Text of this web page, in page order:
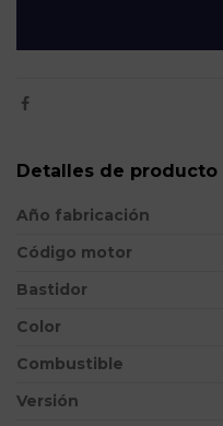
Detalles de producto
Año fabricación
Código motor
Bastidor
Color
Combustible
Versión